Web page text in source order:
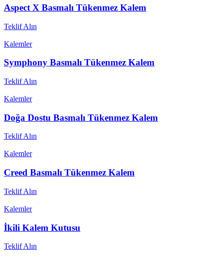
Aspect X Basmalı Tükenmez Kalem
Teklif Alın
Kalemler
Symphony Basmalı Tükenmez Kalem
Teklif Alın
Kalemler
Doğa Dostu Basmalı Tükenmez Kalem
Teklif Alın
Kalemler
Creed Basmalı Tükenmez Kalem
Teklif Alın
Kalemler
İkili Kalem Kutusu
Teklif Alın